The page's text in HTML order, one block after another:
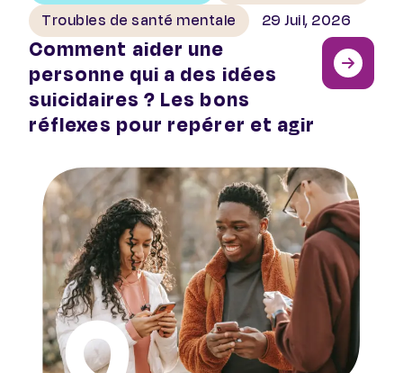
Troubles de santé mentale
29 Juil, 2026
Comment aider une
personne qui a des idées
suicidaires ? Les bons
réflexes pour repérer et agir
Interdiction du portable au lycée : décryptage de